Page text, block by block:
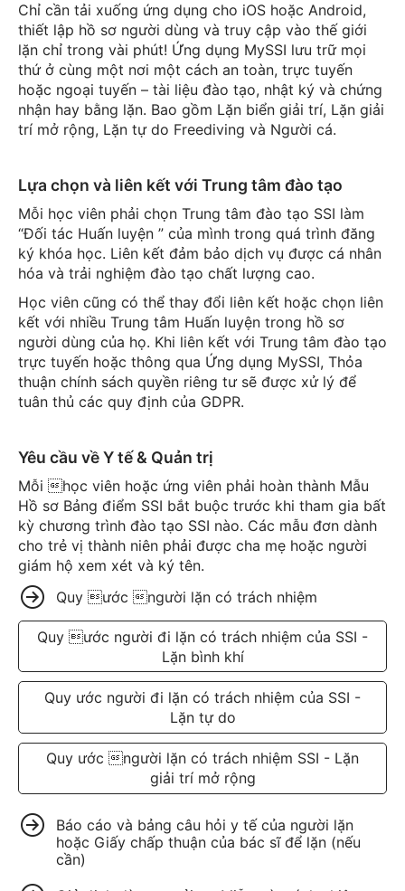
Chỉ cần tải xuống ứng dụng cho iOS hoặc Android,
thiết lập hồ sơ người dùng và truy cập vào thế giới
lặn chỉ trong vài phút! Ứng dụng MySSI lưu trữ mọi
thứ ở cùng một nơi một cách an toàn, trực tuyến
hoặc ngoại tuyến – tài liệu đào tạo, nhật ký và chứng
nhận hay bằng lặn. Bao gồm Lặn biển giải trí, Lặn giải
trí mở rộng, Lặn tự do Freediving và Người cá.
Lựa chọn và liên kết với Trung tâm đào tạo
Mỗi học viên phải chọn Trung tâm đào tạo SSI làm
“Đối tác Huấn luyện ” của mình trong quá trình đăng
ký khóa học. Liên kết đảm bảo dịch vụ được cá nhân
hóa và trải nghiệm đào tạo chất lượng cao.
Học viên cũng có thể thay đổi liên kết hoặc chọn liên
kết với nhiều Trung tâm Huấn luyện trong hồ sơ
người dùng của họ. Khi liên kết với Trung tâm đào tạo
trực tuyến hoặc thông qua Ứng dụng MySSI, Thỏa
thuận chính sách quyền riêng tư sẽ được xử lý để
tuân thủ các quy định của GDPR.
Yêu cầu về Y tế & Quản trị
Mỗi học viên hoặc ứng viên phải hoàn thành Mẫu
Hồ sơ Bảng điểm SSI bắt buộc trước khi tham gia bất
kỳ chương trình đào tạo SSI nào. Các mẫu đơn dành
cho trẻ vị thành niên phải được cha mẹ hoặc người
giám hộ xem xét và ký tên.
Quy ước người lặn có trách nhiệm
Quy ước người đi lặn có trách nhiệm của SSI -
Lặn bình khí
Quy ước người đi lặn có trách nhiệm của SSI -
Lặn tự do
Quy ước người lặn có trách nhiệm SSI - Lặn
giải trí mở rộng
Báo cáo và bảng câu hỏi y tế của người lặn
hoặc Giấy chấp thuận của bác sĩ để lặn (nếu
cần)